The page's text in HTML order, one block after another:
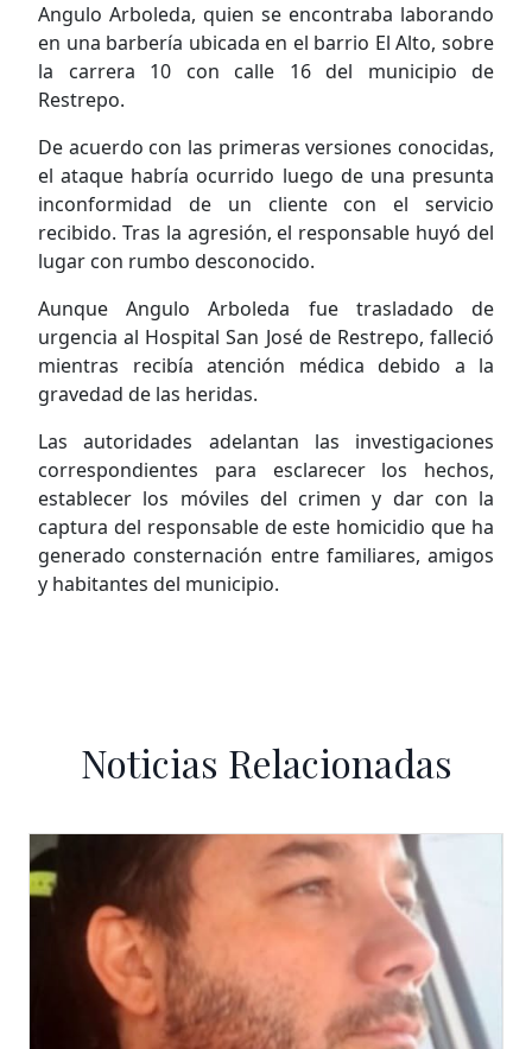
Angulo Arboleda, quien se encontraba laborando
en una barbería ubicada en el barrio El Alto, sobre
la carrera 10 con calle 16 del municipio de
Restrepo.
De acuerdo con las primeras versiones conocidas,
el ataque habría ocurrido luego de una presunta
inconformidad de un cliente con el servicio
recibido. Tras la agresión, el responsable huyó del
lugar con rumbo desconocido.
Aunque Angulo Arboleda fue trasladado de
urgencia al Hospital San José de Restrepo, falleció
mientras recibía atención médica debido a la
gravedad de las heridas.
Las autoridades adelantan las investigaciones
correspondientes para esclarecer los hechos,
establecer los móviles del crimen y dar con la
captura del responsable de este homicidio que ha
generado consternación entre familiares, amigos
y habitantes del municipio.
Noticias Relacionadas